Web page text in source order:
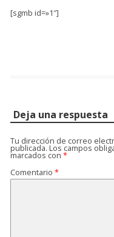
[sgmb id=»1″]
Deja una respuesta
Tu dirección de correo
publicada. Los campos
marcados con *
Comentario *